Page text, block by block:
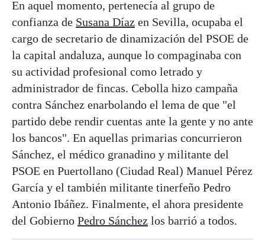
En aquel momento, pertenecía al grupo de
confianza de Susana Díaz en Sevilla, ocupaba el
cargo de secretario de dinamización del PSOE de
la capital andaluza, aunque lo compaginaba con
su actividad profesional como letrado y
administrador de fincas. Cebolla hizo campaña
contra Sánchez enarbolando el lema de que "el
partido debe rendir cuentas ante la gente y no ante
los bancos". En aquellas primarias concurrieron
Sánchez, el médico granadino y militante del
PSOE en Puertollano (Ciudad Real) Manuel Pérez
García y el también militante tinerfeño Pedro
Antonio Ibáñez. Finalmente, el ahora presidente
del Gobierno Pedro Sánchez los barrió a todos.